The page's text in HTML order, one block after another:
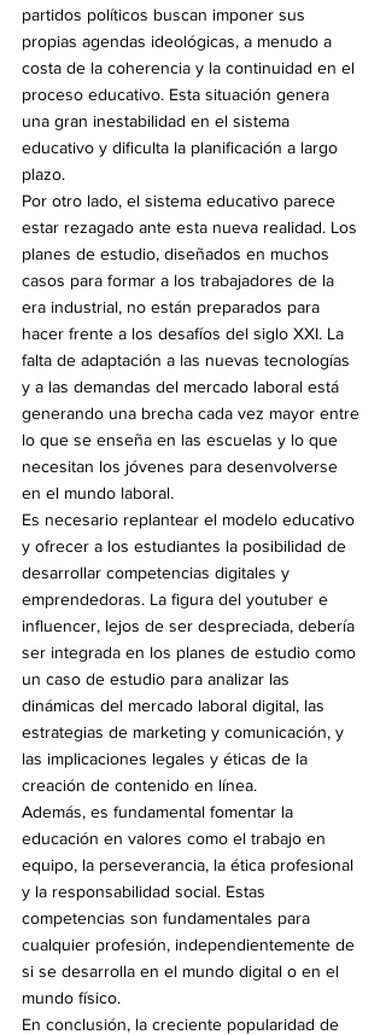
partidos políticos buscan imponer sus
propias agendas ideológicas, a menudo a
costa de la coherencia y la continuidad en el
proceso educativo. Esta situación genera
una gran inestabilidad en el sistema
educativo y dificulta la planificación a largo
plazo.
Por otro lado, el sistema educativo parece
estar rezagado ante esta nueva realidad. Los
planes de estudio, diseñados en muchos
casos para formar a los trabajadores de la
era industrial, no están preparados para
hacer frente a los desafíos del siglo XXI. La
falta de adaptación a las nuevas tecnologías
y a las demandas del mercado laboral está
generando una brecha cada vez mayor entre
lo que se enseña en las escuelas y lo que
necesitan los jóvenes para desenvolverse
en el mundo laboral.
Es necesario replantear el modelo educativo
y ofrecer a los estudiantes la posibilidad de
desarrollar competencias digitales y
emprendedoras. La figura del youtuber e
influencer, lejos de ser despreciada, debería
ser integrada en los planes de estudio como
un caso de estudio para analizar las
dinámicas del mercado laboral digital, las
estrategias de marketing y comunicación, y
las implicaciones legales y éticas de la
creación de contenido en línea.
Además, es fundamental fomentar la
educación en valores como el trabajo en
equipo, la perseverancia, la ética profesional
y la responsabilidad social. Estas
competencias son fundamentales para
cualquier profesión, independientemente de
si se desarrolla en el mundo digital o en el
mundo físico.
En conclusión, la creciente popularidad de